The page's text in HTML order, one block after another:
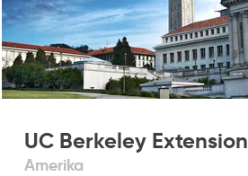
UC Berkeley Extension
Amerika